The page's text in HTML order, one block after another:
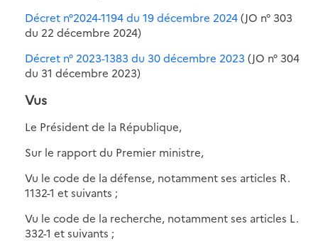
Décret n°2024-1194 du 19 décembre 2024(JO n° 303
du 22 décembre 2024)
Décret n° 2023-1383 du 30 décembre 2023 (JO n° 304
du 31 décembre 2023)
Vus
Le Président de la République,
Sur le rapport du Premier ministre,
Vu le code de la défense, notamment ses articles R.
1132-1 et suivants ;
Vu le code de la recherche, notamment ses articles L.
332-1 et suivants ;